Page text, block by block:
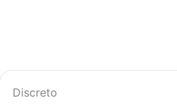
Discreto